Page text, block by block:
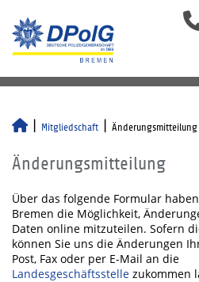
Mitgliedschaft Änderungsmitteilung
Änderungsmitteilung
Über das folgende Formular
Bremen die Möglichkeit,
Daten online mitzuteilen. Sofern
können Sie uns die Änderungen
Post, Fax oder per E-Mail an die
Landesgeschäftsstelle zukommen